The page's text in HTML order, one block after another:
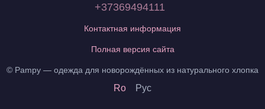
+37369494111
Контактная информация
Полная версия сайта
© Pampy — одежда для новорождённых из натурального хлопка
Ro Рус